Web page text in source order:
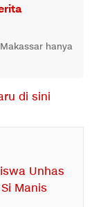
hanya
di sini
Unhas
Manis